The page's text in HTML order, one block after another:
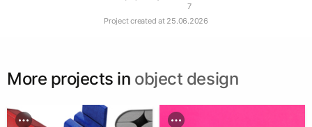
7
Project created at 25.06.2026
More projects in object design